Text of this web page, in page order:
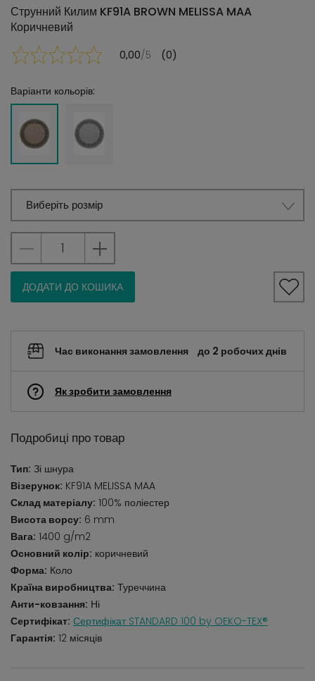
Струнний Килим KF91A BROWN MELISSA MAA
Коричневий
0,00/5 (0)
Варіанти кольорів:
Виберіть розмір
ДОДАТИ ДО КОШИКА
Час виконання замовлення до 2 робочих днів
Як зробити замовлення
Подробиці про товар
Тип: Зі шнура
Візерунок: KF91A MELISSA MAA
Склад матеріалу: 100% поліестер
Висота ворсу: 6 mm
Вага: 1400 g/m2
Основний колір: коричневий
Форма: Коло
Країна виробництва: Туреччина
Анти-ковзання: Ні
Сертифікат: Сертифікат STANDARD 100 by OEKO-TEX®
Гарантія: 12 місяців